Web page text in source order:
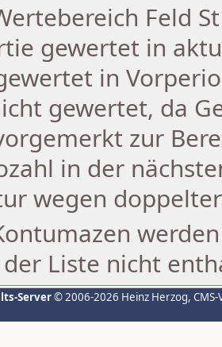
Feld
gewertet in
in
gewertet, da
zur
in der
wegen
Liste nicht
Server© 2006-2026 Heinz Herzog,